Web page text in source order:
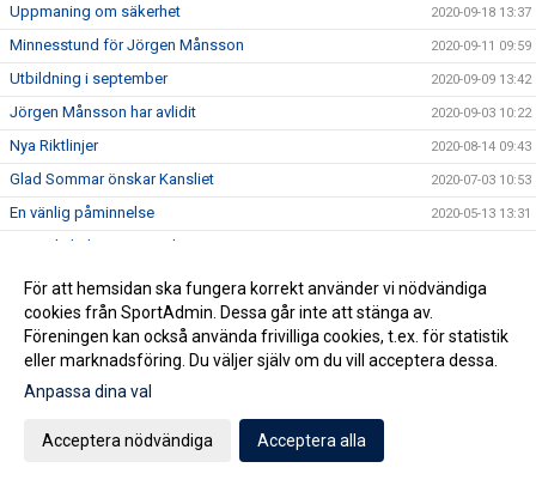
Uppmaning om säkerhet 2020-09-18 13:37
Minnesstund för Jörgen Månsson 2020-09-11 09:59
Utbildning i september 2020-09-09 13:42
Jörgen Månsson har avlidit 2020-09-03 10:22
Nya Riktlinjer 2020-08-14 09:43
Glad Sommar önskar Kansliet 2020-07-03 10:53
En vänlig påminnelse 2020-05-13 13:31
Avrunda helgen som miljonär?
Föräldraträningen pausar 2020-04-28 12:03
Medlemserbjudande STC Staffanstorp 2020-04-27 16:13
Bingofest i helgen? 2020-04-24 09:32
Fotbollsskolan - Vi kör igång!
krafter för åldrarna U15-U19 framöver.
Köp Bingolotter & Sverigelotter så stödjer du Staffanstorp
För att hemsidan ska fungera korrekt använder vi nödvändiga
cookies från SportAdmin. Dessa går inte att stänga av.
Föreningen kan också använda frivilliga cookies, t.ex. för statistik
eller marknadsföring. Du väljer själv om du vill acceptera dessa.
Anpassa dina val
Acceptera nödvändiga Acceptera alla